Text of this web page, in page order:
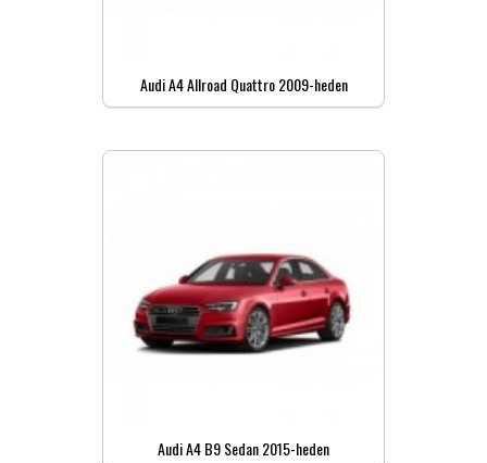
Audi A4 Allroad Quattro 2009-heden
Audi A4 B9 Sedan 2015-heden